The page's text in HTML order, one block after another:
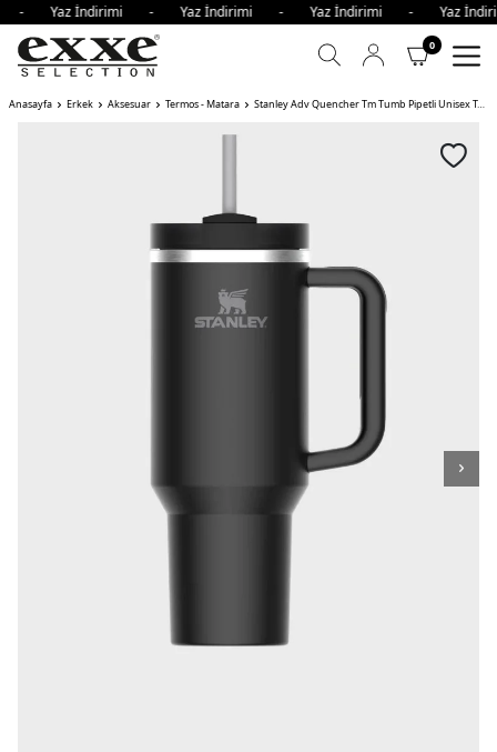
- Yaz İndirimi - Yaz İndirimi - Yaz İndirimi -
0
Anasayfa Erkek Aksesuar Termos - Matara Stanley Adv Quencher Tm Tumb Pipetli Unisex Termos